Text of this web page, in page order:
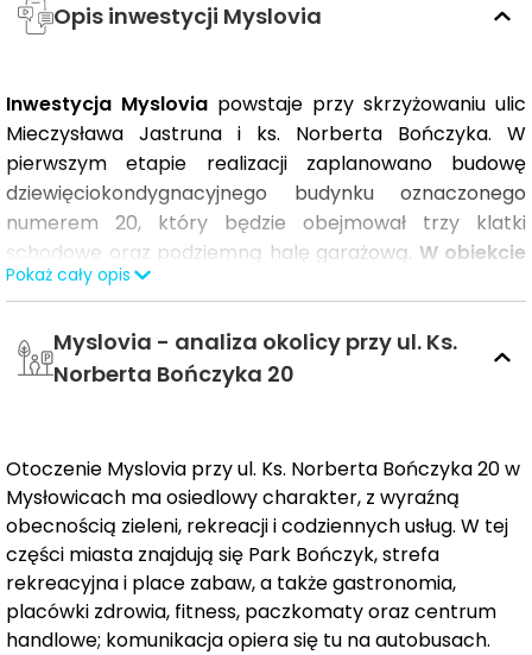
Opis inwestycji Myslovia
Inwestycja Myslovia powstaje przy skrzyżowaniu ulic
Mieczysława Jastruna i ks. Norberta Bończyka. W
pierwszym etapie realizacji zaplanowano budowę
dziewięciokondygnacyjnego budynku oznaczonego
numerem 20, który będzie obejmował trzy klatki
schodowe oraz podziemną halę garażową. W obiekcie
przewidziano 129 lokali mieszkalnych oraz 6 lokali
architektoniczną oraz podwyższonym standardem
wykończenia, co przekłada się na komfort użytkowania
W ofercie znajdują się 2-, 3- i 4-pokojowe mieszkania o
powierzchniach od 40 do 65 m². Lokale usytuowane na
parterze będą dysponowały prywatnymiogródkami
natomiast mieszkania położone na wyższych
kondygnacjach zostaną wyposażone wbalkony.
Część usługowa została zaplanowana na parterze
Pokaż cały opis
Myslovia - analiza okolicy przy ul. Ks.
Norberta Bończyka 20
Otoczenie Myslovia przy ul. Ks. Norberta Bończyka 20 w
Mysłowicach ma osiedlowy charakter, z wyraźną
obecnością zieleni, rekreacji i codziennych usług. W tej
części miasta znajdują się Park Bończyk, strefa
rekreacyjna i place zabaw, a także gastronomia,
placówki zdrowia, fitness, paczkomaty oraz centrum
handlowe; komunikacja opiera się tu na autobusach.